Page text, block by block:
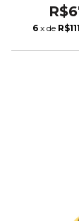
6 x de